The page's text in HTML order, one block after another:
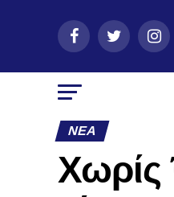
ΝΈΑ
Χωρίς